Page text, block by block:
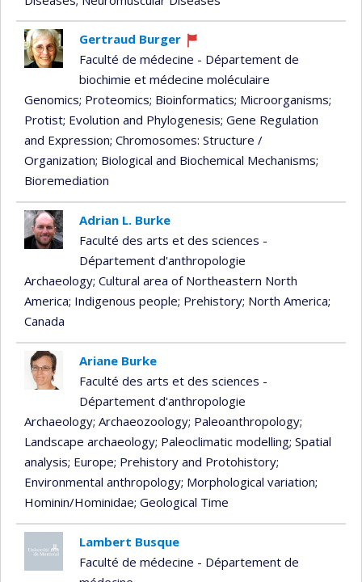
Gertraud Burger
Currently
recruiting
Faculté de médecine - Département de
biochimie et médecine moléculaire
Genomics; Proteomics; Bioinformatics; Microorganisms;
Protist; Evolution and Phylogenesis; Gene Regulation
and Expression; Chromosomes: Structure /
Organization; Biological and Biochemical Mechanisms;
Bioremediation
Adrian L. Burke
Faculté des arts et des sciences -
Département d'anthropologie
Archaeology; Cultural area of ​​Northeastern North
America; Indigenous people; Prehistory; North America;
Canada
Ariane Burke
Faculté des arts et des sciences -
Département d'anthropologie
Archaeology; Archaeozoology; Paleoanthropology;
Landscape archaeology; Paleoclimatic modelling; Spatial
analysis; Europe; Prehistory and Protohistory;
Environmental anthropology; Morphological variation;
Hominin/Hominidae; Geological Time
Lambert Busque
Faculté de médecine - Département de